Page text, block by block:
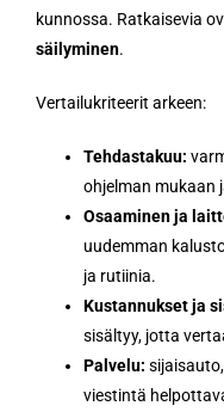
kunnossa. Ratkaisevia
säilyminen.
Vertailukriteerit arkeen:
Tehdastakuu:
ohjelman mukaan
Osaaminen ja
uudemman
ja rutiinia.
Kustannukset ja
sisältyy, jotta
Palvelu:
viestintä